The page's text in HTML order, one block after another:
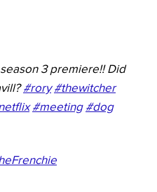
3 premiere!! Did
#rory #thewitcher
#meeting #dog